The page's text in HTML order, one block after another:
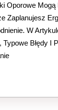
Oporowe Mogą
Zaplanujesz
W
Błędy I